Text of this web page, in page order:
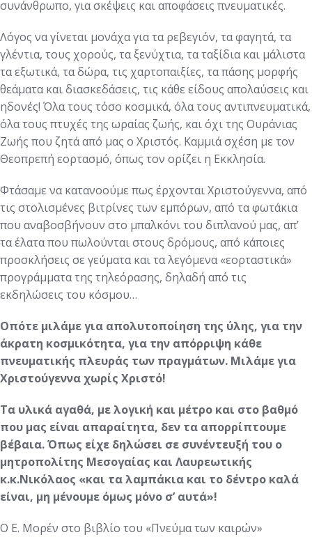
συνάνθρωπο, για σκέψεις και αποφάσεις πνευματικές.
Λόγος να γίνεται μονάχα για τα ρεβεγιόν, τα φαγητά, τα
γλέντια, τους χορούς, τα ξενύχτια, τα ταξίδια και μάλιστα
τα εξωτικά, τα δώρα, τις χαρτοπαιξίες, τα πάσης μορφής
θεάματα και διασκεδάσεις, τις κάθε είδους απολαύσεις και
ηδονές! Όλα τους τόσο κοσμικά, όλα τους αντιπνευματικά,
όλα τους πτυχές της ωραίας ζωής, και όχι της Ουράνιας
Ζωής που ζητά από μας ο Χριστός. Καμμιά σχέση με τον
Θεοπρεπή εορτασμό, όπως τον ορίζει η Εκκλησία.
Φτάσαμε να κατανοούμε πως έρχονται Χριστούγεννα, από
τις στολισμένες βιτρίνες των εμπόρων, από τα φωτάκια
που αναβοσβήνουν στο μπαλκόνι του διπλανού μας, απ’
τα έλατα που πωλούνται στους δρόμους, από κάποιες
προσκλήσεις σε γεύματα και τα λεγόμενα «εορταστικά»
προγράμματα της τηλεόρασης, δηλαδή από τις
εκδηλώσεις του κόσμου…
Οπότε μιλάμε για απολυτοποίηση της ύλης, για την
άκρατη κοσμικότητα, για την απόρριψη κάθε
πνευματικής πλευράς των πραγμάτων. Μιλάμε για
Χριστούγεννα χωρίς Χριστό!
Τα υλικά αγαθά, με λογική και μέτρο και στο βαθμό
που μας είναι απαραίτητα, δεν τα απορρίπτουμε
βέβαια. Όπως είχε δηλώσει σε συνέντευξή του ο
μητροπολίτης Μεσογαίας και Λαυρεωτικής
κ.κ.Νικόλαος «και τα λαμπάκια και το δέντρο καλά
είναι, μη μένουμε όμως μόνο σ’ αυτά»!
Ο Ε. Μορέν στο βιβλίο του «Πνεύμα των καιρών»